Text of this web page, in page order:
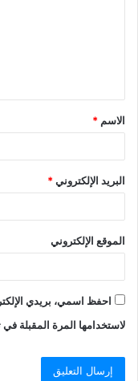
ق
*
الاسم *
البريد الإلكتروني*
الموقع الإلكتروني
احفظ اسمي، بريدي
لاستخدامها المرة المقبلة في